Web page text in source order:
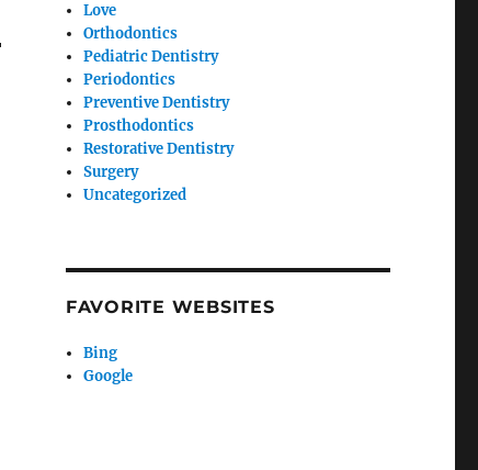
Love
Orthodontics
Pediatric Dentistry
Periodontics
Preventive Dentistry
Prosthodontics
Restorative Dentistry
Surgery
Uncategorized
FAVORITE WEBSITES
Bing
Google